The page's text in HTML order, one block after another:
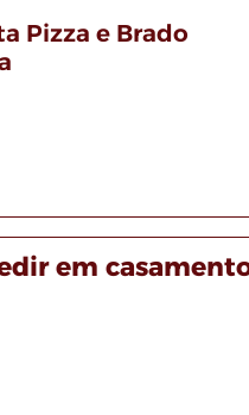
Pizza e Brado
em